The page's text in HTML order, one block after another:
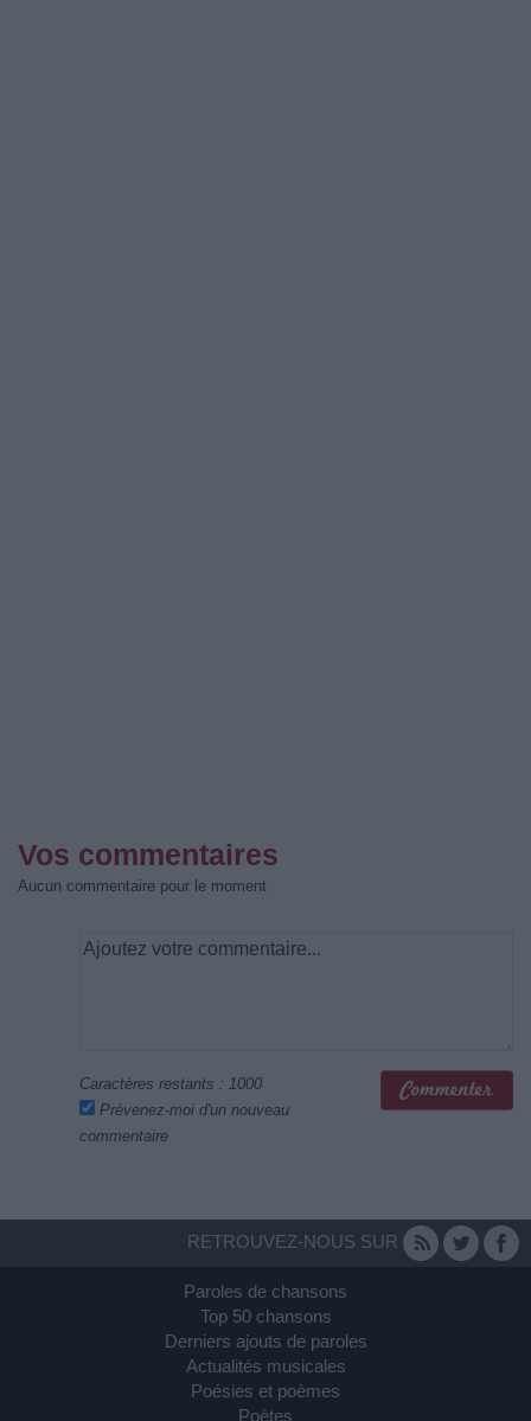
Vos commentaires
Aucun commentaire pour le moment
Caractères restants : 1000
Prévenez-moi d'un nouveau
commentaire
RETROUVEZ-NOUS SUR
Paroles de chansons
Top 50 chansons
Derniers ajouts de paroles
Actualités musicales
Poésies et poèmes
Poètes